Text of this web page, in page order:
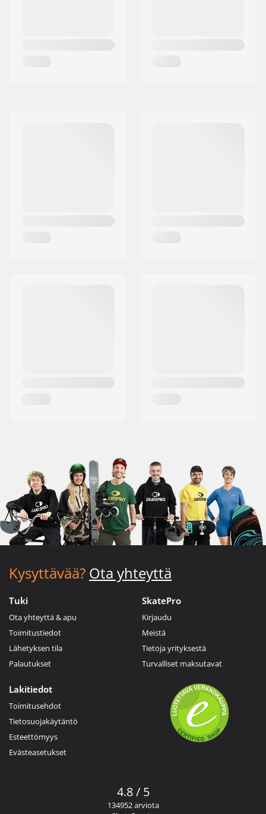
Kysyttävää? Ota yhteyttä
Tuki
Ota yhteyttä & apu
Toimitustiedot
Lähetyksen tila
Palautukset
SkatePro
Kirjaudu
Meistä
Tietoja yrityksestä
Turvalliset maksutavat
Lakitiedot
Toimitusehdot
Tietosuojakäytäntö
Esteettömyys
Evästeasetukset
4.8 / 5
134952 arviota